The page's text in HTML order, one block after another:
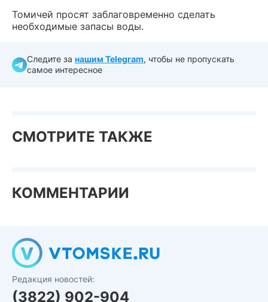
Томичей просят заблаговременно сделать
необходимые запасы воды.
Следите за нашим Telegram, чтобы не пропускать
самое интересное
СМОТРИТЕ ТАКЖЕ
КОММЕНТАРИИ
Редакция новостей:
(3822) 902-904